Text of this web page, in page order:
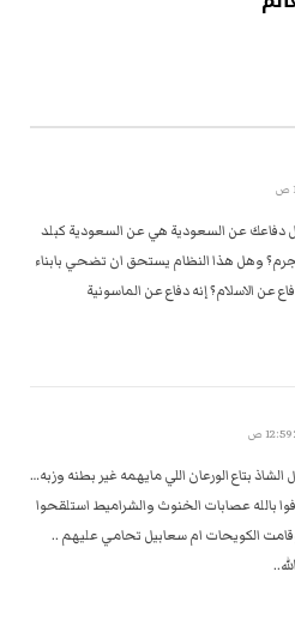
دفاعك عن السعودية هي عن السعودية كبلد
وهل هذا النظام يستحق ان تضحي بابناء
عن الاسلام؟ إنه دفاع عن الماسونية
بتاع الورعان اللي مايهمه غير بطنه وزبه…
بالله عصابات الخنوث والشراميط استلقحوا
وقامت الكويحات ام سعابيل تحامي عليهم ..